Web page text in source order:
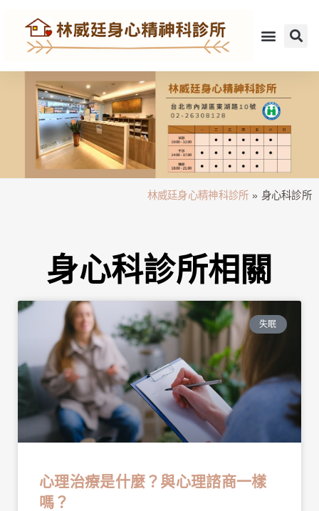
林威廷身心精神科診所 » 身心科診所
身心科診所相關
失眠
心理治療是什麼？與心理諮商一樣
嗎？